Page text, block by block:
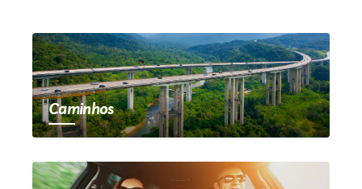
Caminhos